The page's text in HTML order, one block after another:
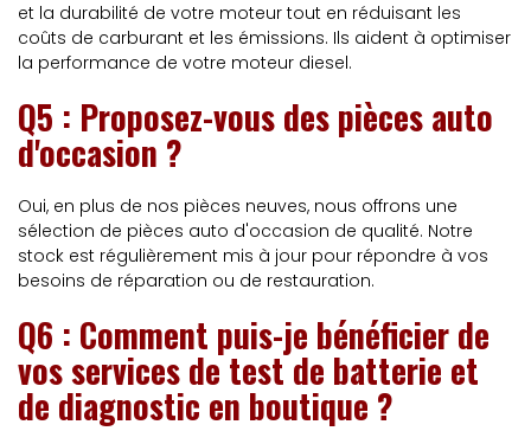
et la durabilité de votre moteur tout en réduisant les
coûts de carburant et les émissions. Ils aident à optimiser
la performance de votre moteur diesel.
Q5 : Proposez-vous des pièces auto
d'occasion ?
Oui, en plus de nos pièces neuves, nous offrons une
sélection de pièces auto d'occasion de qualité. Notre
stock est régulièrement mis à jour pour répondre à vos
besoins de réparation ou de restauration.
Q6 : Comment puis-je bénéficier de
vos services de test de batterie et
de diagnostic en boutique ?